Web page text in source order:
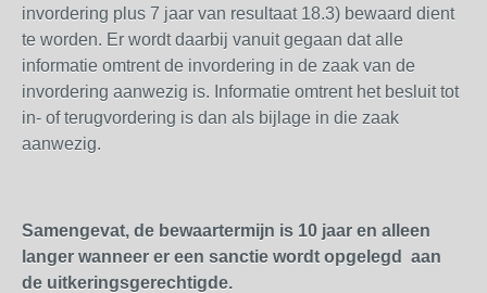
invordering plus 7 jaar van resultaat 18.3) bewaard dient
te worden. Er wordt daarbij vanuit gegaan dat alle
informatie omtrent de invordering in de zaak van de
invordering aanwezig is. Informatie omtrent het besluit tot
in- of terugvordering is dan als bijlage in die zaak
aanwezig.
Samengevat, de bewaartermijn is 10 jaar en alleen
langer wanneer er een sanctie wordt opgelegd aan
de uitkeringsgerechtigde.